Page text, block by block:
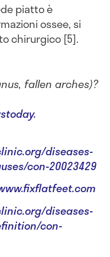
piatto è
ossee, si
chirurgico [5].
fallen arches)?
diseases-
con-20023429
diseases-
con-